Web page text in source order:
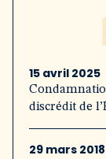
15 avril 2025
discrédit de
29 mars 2018